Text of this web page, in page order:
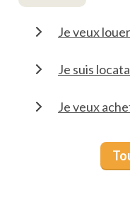
Je veux louer
Je suis
Je veux